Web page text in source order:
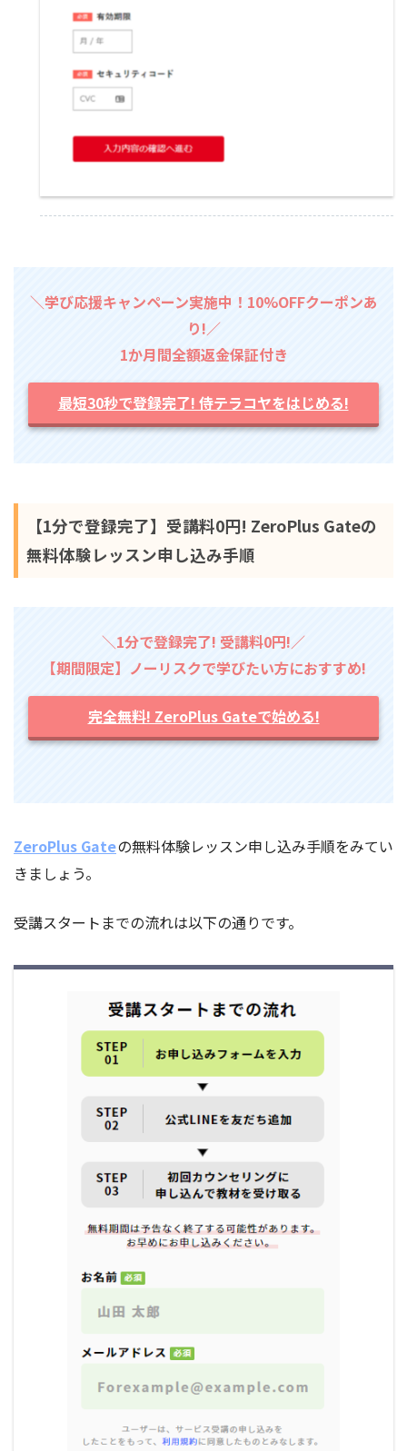
＼学び応援キャンペーン実施中！10%OFFクーポンあ
り!／
1か月間全額返金保証付き
最短30秒で登録完了! 侍テラコヤをはじめる!
【1分で登録完了】受講料0円! ZeroPlus Gateの
無料体験レッスン申し込み手順
＼1分で登録完了! 受講料0円!／
【期間限定】ノーリスクで学びたい方におすすめ!
完全無料! ZeroPlus Gateで始める!
ZeroPlus Gateの無料体験レッスン申し込み手順をみてい
きましょう。
受講スタートまでの流れは以下の通りです。